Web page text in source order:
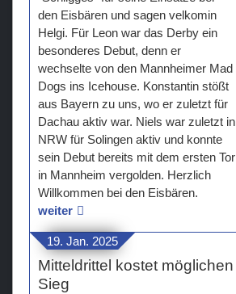
den Eisbären und sagen velkomin
Helgi. Für Leon war das Derby ein
besonderes Debut, denn er
wechselte von den Mannheimer Mad
Dogs ins Icehouse. Konstantin stößt
aus Bayern zu uns, wo er zuletzt für
Dachau aktiv war. Niels war zuletzt in
NRW für Solingen aktiv und konnte
sein Debut bereits mit dem ersten Tor
in Mannheim vergolden. Herzlich
Willkommen bei den Eisbären.
weiter
19. Jan. 2025
Mitteldrittel kostet möglichen
Sieg